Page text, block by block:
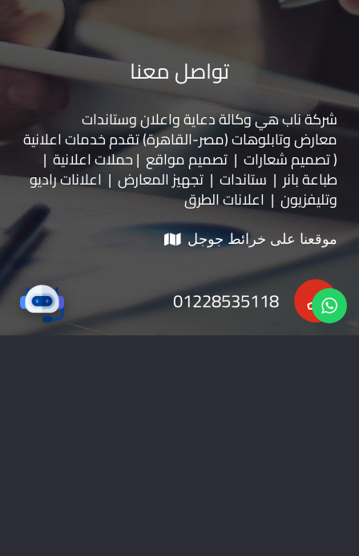
تواصل معنا
شركة ناب هي وكالة دعاية واعلان وستاندات
معارضوتابلوهات(مصر-القاهرة) تقدم خدمات اعلانية
( تصميم شعارات | تصميم مواقع | حملات اعلانية |
طباعة بانر | ستاندات | تجهيز المعارض | اعلانات راديو
وتليفزيون | اعلانات الطرق
موقعنا على خرائط جوجل
01228535118